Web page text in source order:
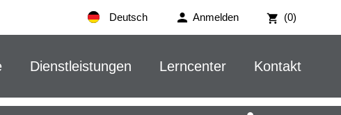
Anmelden (0)
Deutsch
Dienstleistungen Lerncenter Kontakt